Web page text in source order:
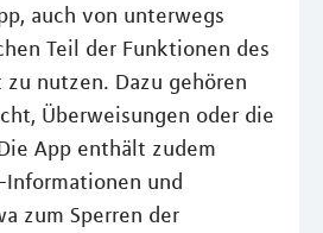
auch von unterwegs
Teil der Funktionen des
zu nutzen. Dazu gehören
Überweisungen oder die
App enthält zudem
und
zum Sperren der